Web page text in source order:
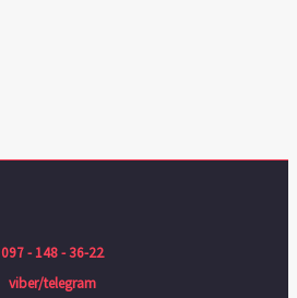
097 - 148 - 36-22
viber/telegram